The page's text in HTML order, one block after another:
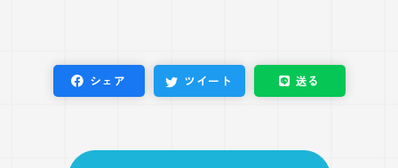
シェア ツイート 送る